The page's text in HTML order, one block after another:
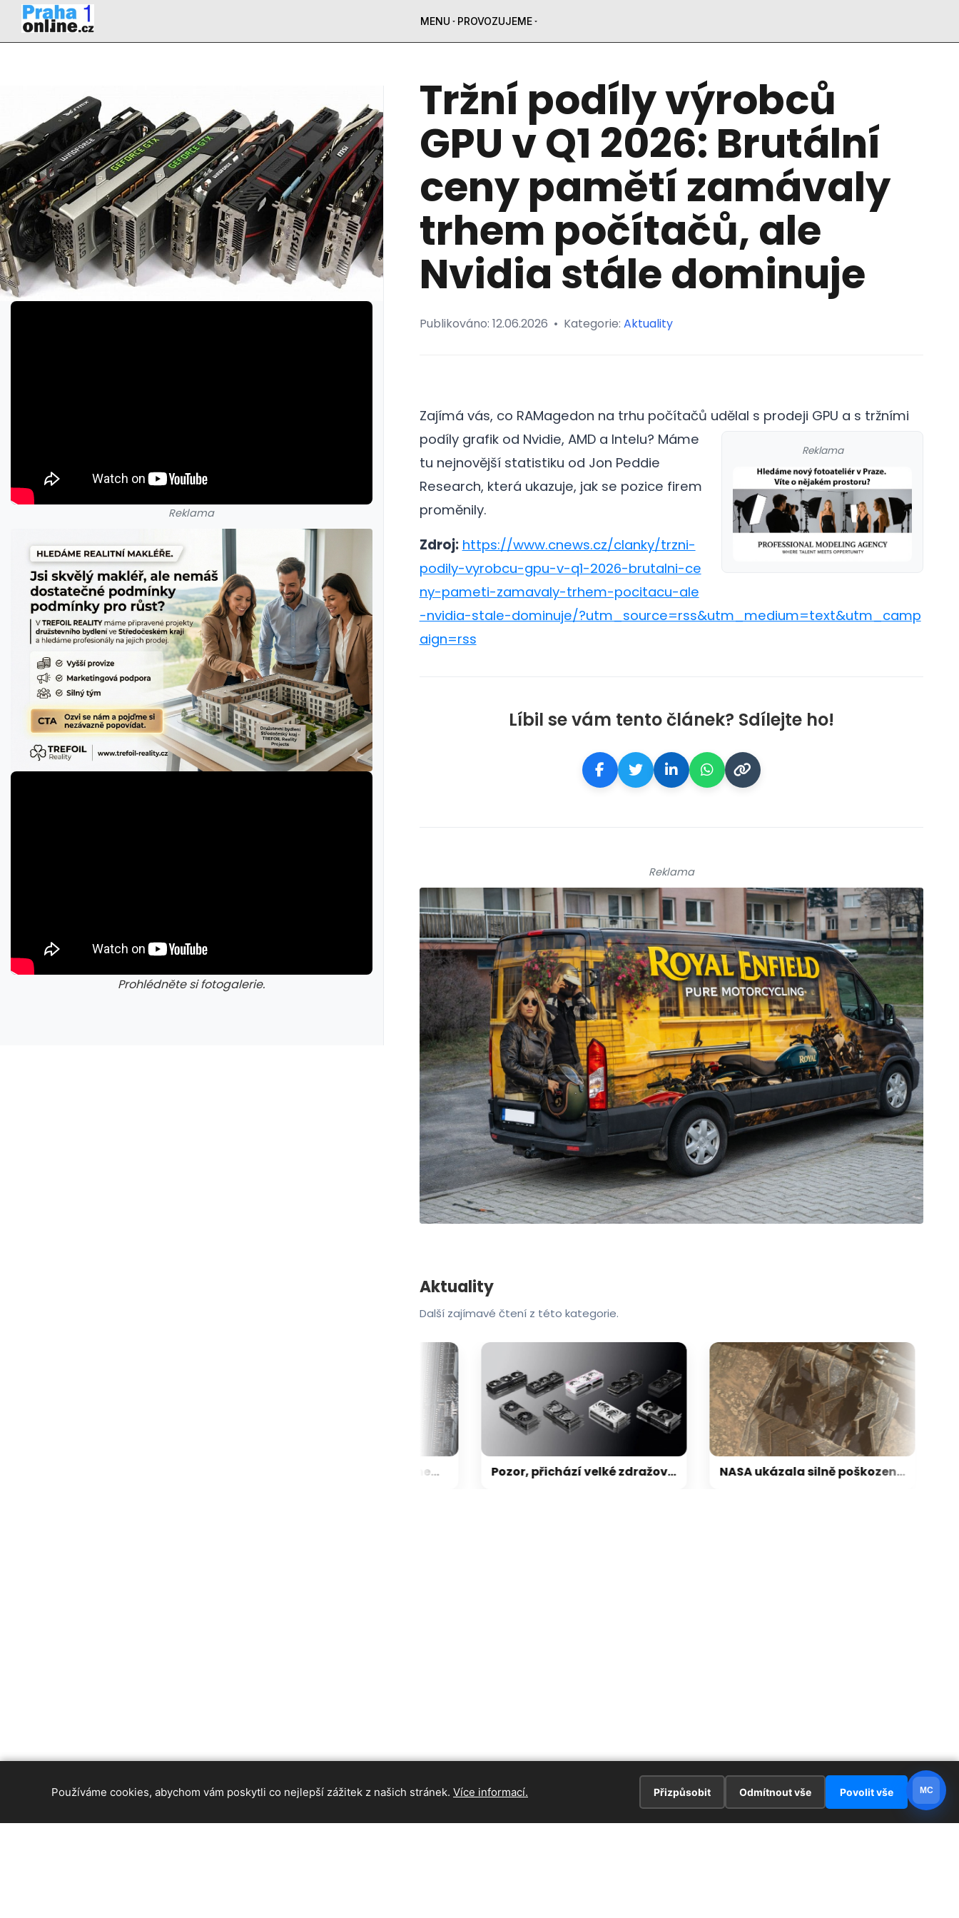
MENU PROVOZUJEME
Reklama
Prohlédněte si fotogalerie.
galerie: iva test galerie: iva test
Tržní podíly výrobců
GPU v Q1 2026: Brutální
ceny pamětí zamávaly
trhem počítačů, ale
Nvidia stále dominuje
Publikováno: 12.06.2026 • Kategorie: Aktuality
Zajímá vás, co RAMagedon na trhu počítačů udělal s prodeji GPU a s tržními
podíly grafik od Nvidie, AMD a Intelu?
Reklama
Máme
tu nejnovější statistiku od Jon Peddie
Research, která ukazuje, jak se pozice firem
proměnily.
Zdroj: https://www.cnews.cz/clanky/trzni-
podily-vyrobcu-gpu-v-q1-2026-brutalni-ce
ny-pameti-zamavaly-trhem-pocitacu-ale
-nvidia-stale-dominuje/?utm_source=rss&utm_medium=text&utm_camp
aign=rss
Líbil se vám tento článek? Sdílejte ho!
Reklama
Aktuality
Další zajímavé čtení z této kategorie.
Pozor, přichází velké zdražování grafických karet pro hráče: Ceny stoupají až o 30–40 % NASA ukázala silně poškozená kola roveru Curiosity. Přesto po 13 letech dál neúnavně zkoumá Mars
Používáme cookies, abychom vám poskytli co nejlepší zážitek z našich stránek. Více informací. Přizpůsobit Odmítnout vše Povolit vše MC